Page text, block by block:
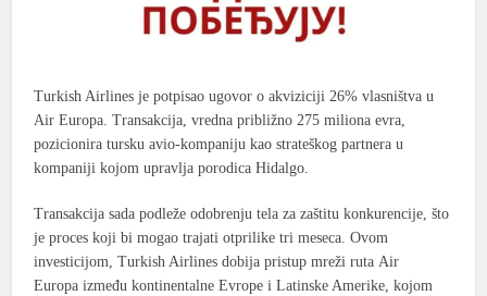
Turkish Airlines je potpisao ugovor o akviziciji26% vlasništva u
Air Europa. Transakcija, vredna približno275 miliona evra,
pozicionira tursku avio-kompaniju kao strateškog partnera u
kompaniji kojom upravlja porodica Hidalgo.
Transakcija sada podleže odobrenju tela za zaštitu konkurencije, što
je proces koji bi mogao trajati otprilike tri meseca. Ovom
investicijom,Turkish Airlines dobija pristup mreži rutaAir
Europa između kontinentalne Evrope iLatinske Amerike, kojom